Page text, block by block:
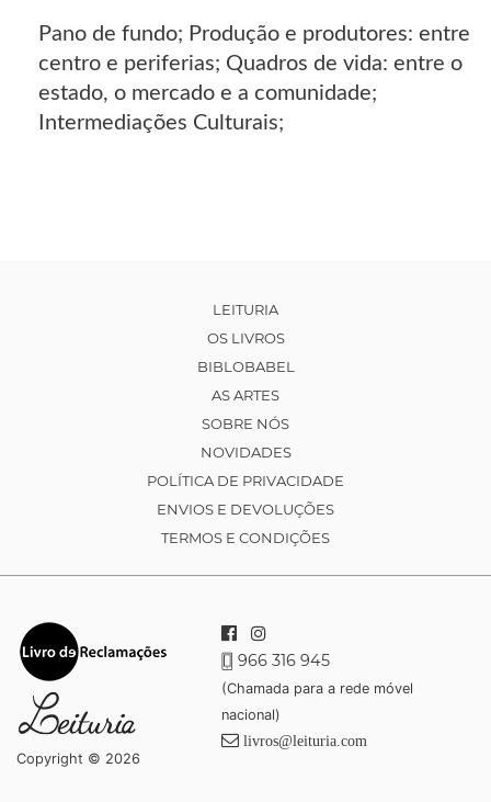
Pano de fundo; Produção e produtores: entre
centro e periferias; Quadros de vida: entre o
estado, o mercado e a comunidade;
Intermediações Culturais;
LEITURIA
OS LIVROS
BIBLOBABEL
AS ARTES
SOBRE NÓS
NOVIDADES
POLÍTICA DE PRIVACIDADE
ENVIOS E DEVOLUÇÕES
TERMOS E CONDIÇÕES
Copyright © 2026
966 316 945
(Chamada para a rede móvel
nacional)
livros@leituria.com